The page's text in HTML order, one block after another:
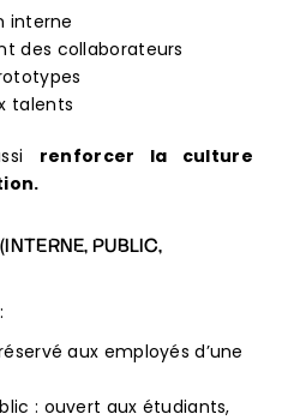
interne
des collaborateurs
talents
renforcer la culture
PUBLIC,
aux employés d’une
: ouvert aux étudiants,